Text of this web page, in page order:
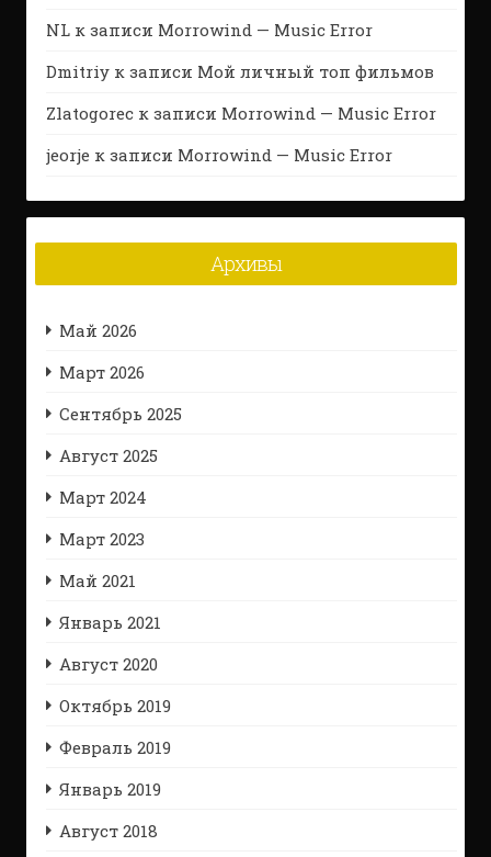
NLк записи Morrowind — Music Error
Dmitriyк записи Мой личный топ фильмов
Zlatogorecк записи Morrowind — Music Error
jeorje к записи Morrowind — Music Error
Архивы
Май 2026
Март 2026
Сентябрь 2025
Август 2025
Март 2024
Март 2023
Май 2021
Январь 2021
Август 2020
Октябрь 2019
Февраль 2019
Январь 2019
Август 2018